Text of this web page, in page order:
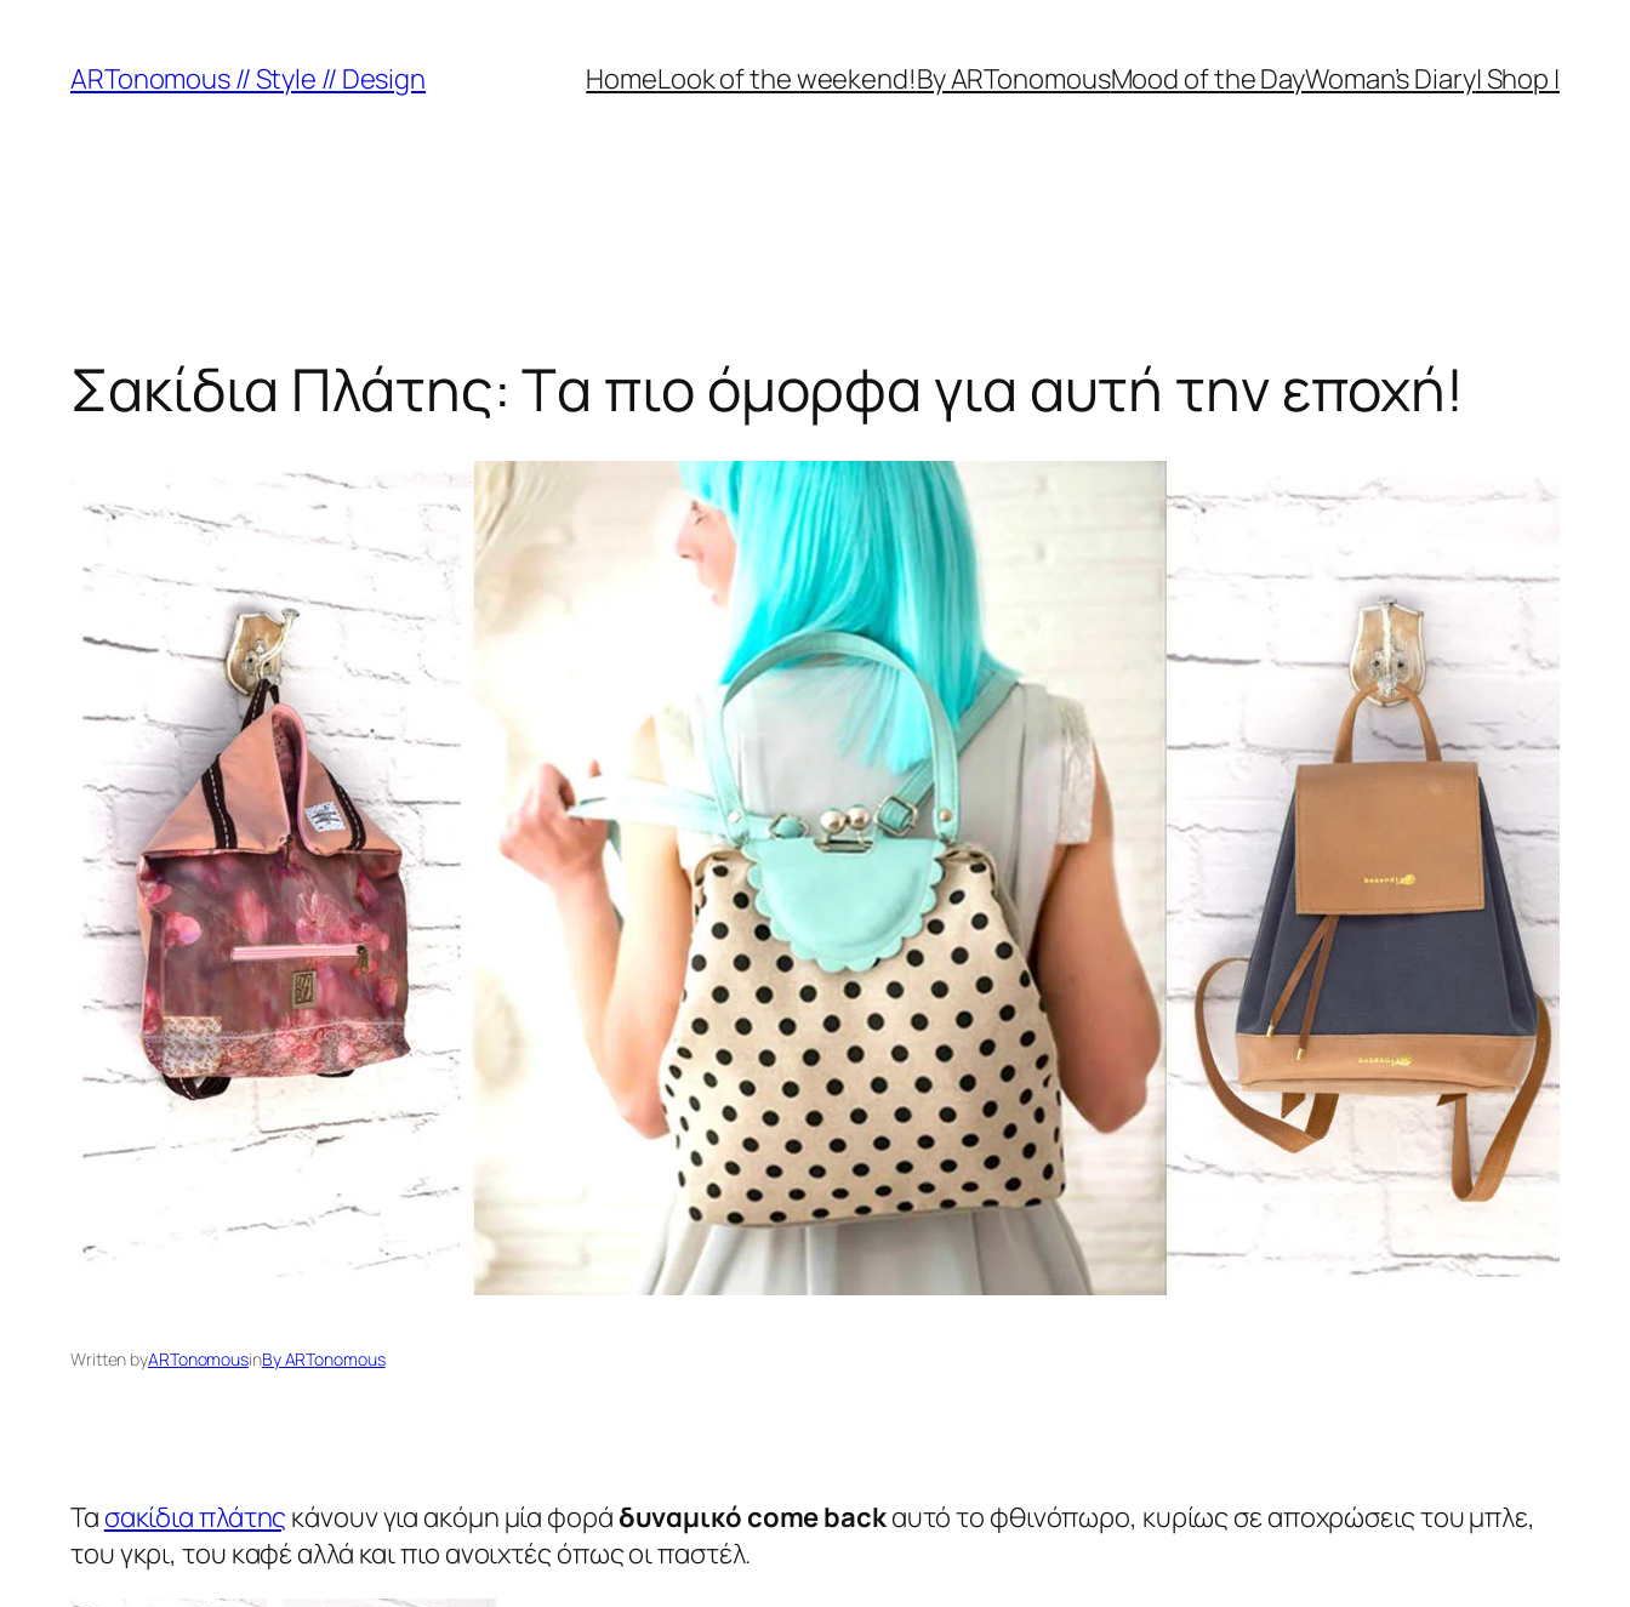
ARTonomous // Style // Design HomeLook of the weekend!By ARTonomousMood of the DayWoman’s Diary| Shop |
Σακίδια Πλάτης: Tα πιο όμορφα για αυτή την εποχή!
Written byARTonomousinBy ARTonomous
Τασακίδια πλάτης κάνουν για ακόμη μία φορά δυναμικό comebackαυτό το φθινόπωρο, κυρίως σε αποχρώσεις του μπλε,
του γκρι, του καφέ αλλά και πιο ανοιχτές όπως οι παστέλ.